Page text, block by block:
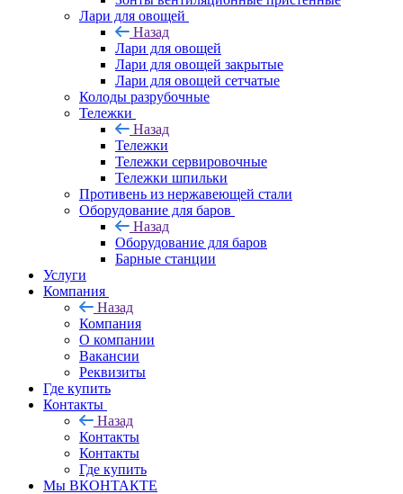
Лари для овощей
Назад
Лари для овощей
Лари для овощей закрытые
Лари для овощей сетчатые
Колоды разрубочные
Тележки
Назад
Тележки
Тележки сервировочные
Тележки шпильки
Противень из нержавеющей стали
Оборудование для баров
Назад
Оборудование для баров
Барные станции
Услуги
Компания
Назад
Компания
О компании
Вакансии
Реквизиты
Где купить
Контакты
Назад
Контакты
Контакты
Где купить
Мы ВКОНТАКТЕ